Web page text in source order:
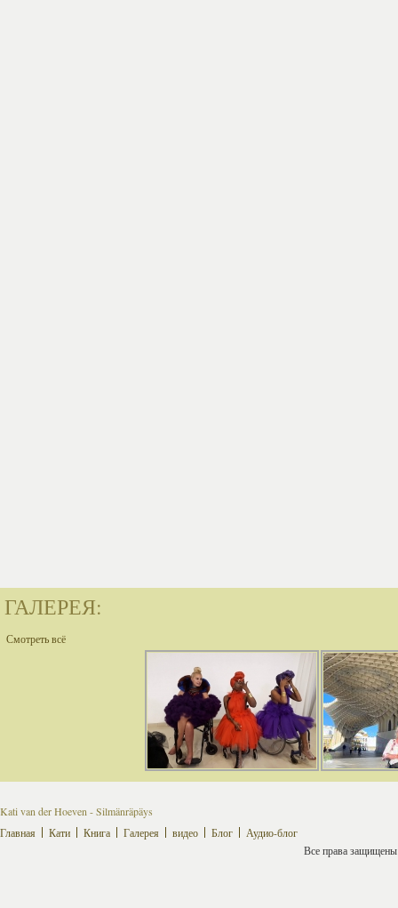
ГАЛЕРЕЯ:
Смотреть всё
Kati van der Hoeven - Silmänräpäys
Главная
Кати Книга Галерея видео Блог
Аудио-блог
Все права